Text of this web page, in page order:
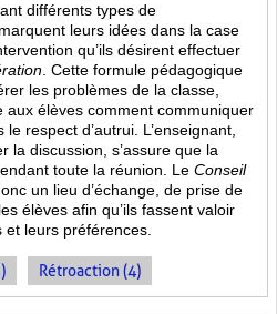
différents types de
leurs idées dans la case
qu’ils désirent effectuer
. Cette formule pédagogique
les problèmes de la classe,
aux élèves comment communiquer
respect d’autrui. L’enseignant,
la discussion, s’assure que la
toute la réunion. Le Conseil
un lieu d’échange, de prise de
élèves afin qu’ils fassent valoir
leurs préférences.
Rétroaction (4)